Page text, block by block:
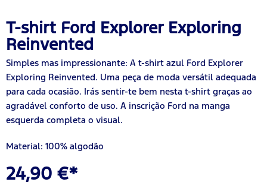
T-shirt Ford Explorer Exploring
Reinvented
Simples mas impressionante: A t-shirt azul Ford Explorer
Exploring Reinvented. Uma peça de moda versátil adequada
para cada ocasião. Irás sentir-te bem nesta t-shirt graças ao
agradável conforto de uso. A inscrição Ford na manga
esquerda completa o visual.
Material: 100% algodão
24,90 €*